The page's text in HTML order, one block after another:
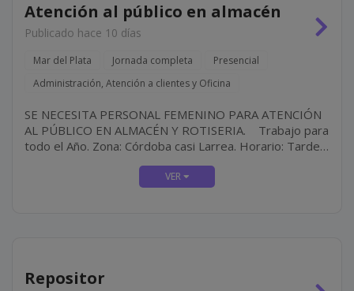
Atención al público en almacén
Publicado hace 10 días
Mar del Plata Jornada completa
Presencial
Administración, Atención a clientes y Oficina
SE NECESITA PERSONAL FEMENINO PARA ATENCIÓN
AL PÚBLICO EN ALMACÉN Y ROTISERIA. Trabajo para
todo el Año. Zona: Córdoba casi Larrea. Horario: Tarde-
Noche Requisitos: Buena Presencia y...
Repositor